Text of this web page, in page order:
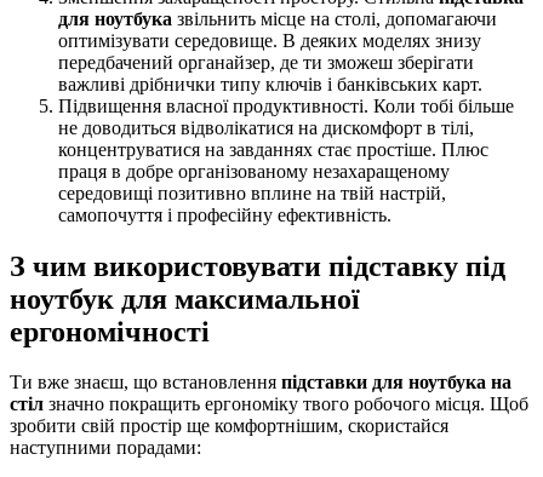
для ноутбука звільнить місце на столі, допомагаючи
оптимізувати середовище. В деяких моделях знизу
передбачений органайзер, де ти зможеш зберігати
важливі дрібнички типу ключів і банківських карт.
Підвищення власної продуктивності. Коли тобі більше
не доводиться відволікатися на дискомфорт в тілі,
концентруватися на завданнях стає простіше. Плюс
праця в добре організованому незахаращеному
середовищі позитивно вплине на твій настрій,
самопочуття і професійну ефективність.
З чим використовувати підставку під
ноутбук для максимальної
ергономічності
Ти вже знаєш, що встановлення підставки для ноутбука на
стіл значно покращить ергономіку твого робочого місця. Щоб
зробити свій простір ще комфортнішим, скористайся
наступними порадами: